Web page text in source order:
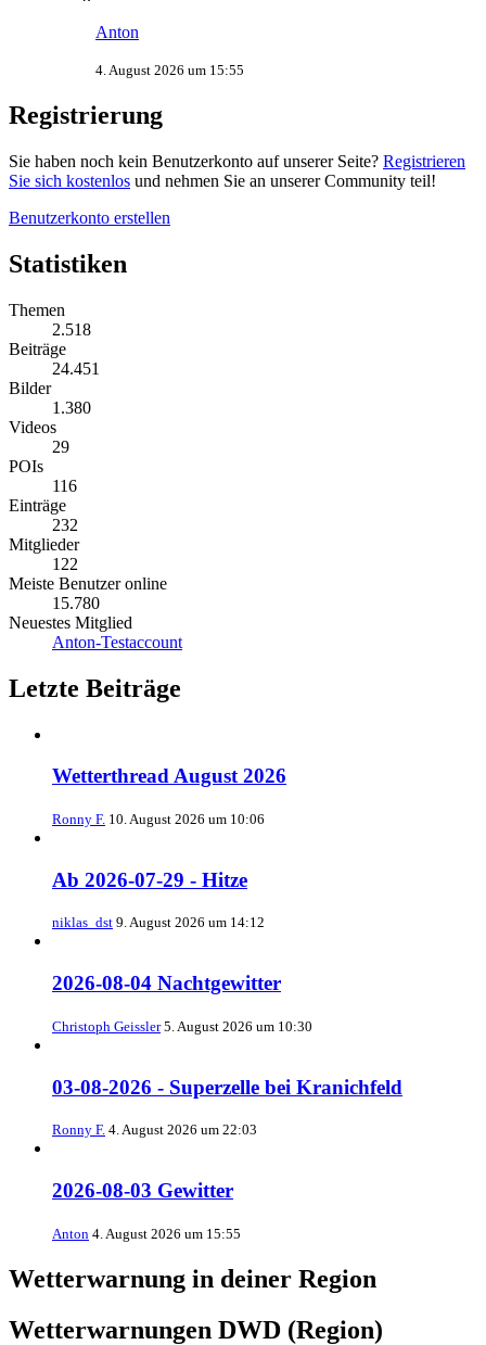
Anton
4. August 2026 um 15:55
Registrierung
Sie haben noch kein Benutzerkonto auf unserer Seite? Registrieren
Sie sich kostenlos und nehmen Sie an unserer Community teil!
Benutzerkonto erstellen
Statistiken
Themen
2.518
Beiträge
24.451
Bilder
1.380
Videos
29
POIs
116
Einträge
232
Mitglieder
122
Meiste Benutzer online
15.780
Neuestes Mitglied
Anton-Testaccount
Letzte Beiträge
Wetterthread August 2026
Ronny F. 10. August 2026 um 10:06
Ab 2026-07-29 - Hitze
niklas_dst 9. August 2026 um 14:12
2026-08-04 Nachtgewitter
Christoph Geissler 5. August 2026 um 10:30
03-08-2026 - Superzelle bei Kranichfeld
Ronny F. 4. August 2026 um 22:03
2026-08-03 Gewitter
Anton 4. August 2026 um 15:55
Wetterwarnung in deiner Region
Wetterwarnungen DWD (Region)